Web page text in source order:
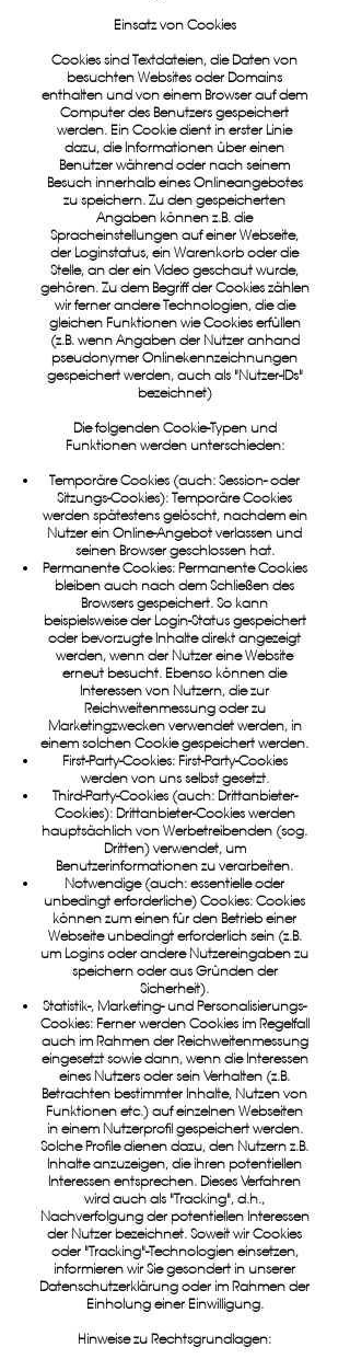
Einsatz von Cookies
Cookies sind Textdateien, die Daten von
besuchten Websites oder Domains
enthalten und von einem Browser auf dem
Computer des Benutzers gespeichert
werden. Ein Cookie dient in erster Linie
dazu, die Informationen über einen
Benutzer während oder nach seinem
Besuch innerhalb eines Onlineangebotes
zu speichern. Zu den gespeicherten
Angaben können z.B. die
Spracheinstellungen auf einer Webseite,
der Loginstatus, ein Warenkorb oder die
Stelle, an der ein Video geschaut wurde,
gehören. Zu dem Begriff der Cookies zählen
wir ferner andere Technologien, die die
gleichen Funktionen wie Cookies erfüllen
(z.B. wenn Angaben der Nutzer anhand
pseudonymer Onlinekennzeichnungen
gespeichert werden, auch als "Nutzer-IDs"
bezeichnet)
Die folgenden Cookie-Typen und
Funktionen werden unterschieden:
Temporäre Cookies (auch: Session- oder
Sitzungs-Cookies): Temporäre Cookies
werden spätestens gelöscht, nachdem ein
Nutzer ein Online-Angebot verlassen und
seinen Browser geschlossen hat.
Permanente Cookies: Permanente Cookies
bleiben auch nach dem Schließen des
Browsers gespeichert. So kann
beispielsweise der Login-Status gespeichert
oder bevorzugte Inhalte direkt angezeigt
werden, wenn der Nutzer eine Website
erneut besucht. Ebenso können die
Interessen von Nutzern, die zur
Reichweitenmessung oder zu
Marketingzwecken verwendet werden, in
einem solchen Cookie gespeichert werden.
First-Party-Cookies: First-Party-Cookies
werden von uns selbst gesetzt.
Third-Party-Cookies (auch: Drittanbieter-
Cookies): Drittanbieter-Cookies werden
hauptsächlich von Werbetreibenden (sog.
Dritten) verwendet, um
Benutzerinformationen zu verarbeiten.
Notwendige (auch: essentielle oder
unbedingt erforderliche) Cookies: Cookies
können zum einen für den Betrieb einer
Webseite unbedingt erforderlich sein (z.B.
um Logins oder andere Nutzereingaben zu
speichern oder aus Gründen der
Sicherheit).
Statistik-, Marketing- und Personalisierungs-
Cookies: Ferner werden Cookies im Regelfall
auch im Rahmen der Reichweitenmessung
eingesetzt sowie dann, wenn die Interessen
eines Nutzers oder sein Verhalten (z.B.
Betrachten bestimmter Inhalte, Nutzen von
Funktionen etc.) auf einzelnen Webseiten
in einem Nutzerprofil gespeichert werden.
Solche Profile dienen dazu, den Nutzern z.B.
Inhalte anzuzeigen, die ihren potentiellen
Interessen entsprechen. Dieses Verfahren
wird auch als "Tracking", d.h.,
Nachverfolgung der potentiellen Interessen
der Nutzer bezeichnet. Soweit wir Cookies
oder "Tracking"-Technologien einsetzen,
informieren wir Sie gesondert in unserer
Datenschutzerklärung oder im Rahmen der
Einholung einer Einwilligung.
Hinweise zu Rechtsgrundlagen: